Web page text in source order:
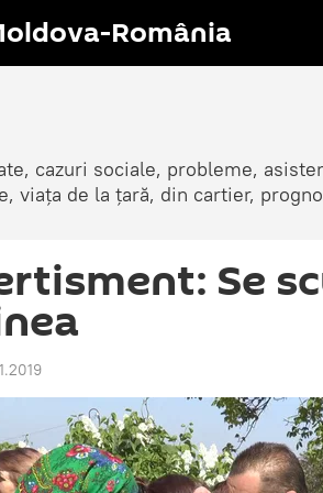
România
cazuri sociale, probleme,
viața de la țară, din cartier,
Se